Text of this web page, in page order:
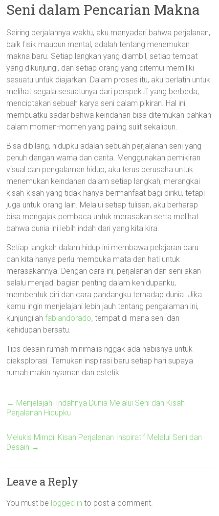
Seni dalam Pencarian Makna
Seiring berjalannya waktu, aku menyadari bahwa perjalanan,
baik fisik maupun mental, adalah tentang menemukan
makna baru. Setiap langkah yang diambil, setiap tempat
yang dikunjungi, dan setiap orang yang ditemui memiliki
sesuatu untuk diajarkan. Dalam proses itu, aku berlatih untuk
melihat segala sesuatunya dari perspektif yang berbeda,
menciptakan sebuah karya seni dalam pikiran. Hal ini
membuatku sadar bahwa keindahan bisa ditemukan bahkan
dalam momen-momen yang paling sulit sekalipun.
Bisa dibilang, hidupku adalah sebuah perjalanan seni yang
penuh dengan warna dan cerita. Menggunakan pemikiran
visual dan pengalaman hidup, aku terus berusaha untuk
menemukan keindahan dalam setiap langkah, merangkai
kisah-kisah yang tidak hanya bermanfaat bagi diriku, tetapi
juga untuk orang lain. Melalui setiap tulisan, aku berharap
bisa mengajak pembaca untuk merasakan serta melihat
bahwa dunia ini lebih indah dari yang kita kira.
Setiap langkah dalam hidup ini membawa pelajaran baru
dan kita hanya perlu membuka mata dan hati untuk
merasakannya. Dengan cara ini, perjalanan dan seni akan
selalu menjadi bagian penting dalam kehidupanku,
membentuk diri dan cara pandangku terhadap dunia. Jika
kamu ingin menjelajahi lebih jauh tentang pengalaman ini,
kunjungilahfabiandorado, tempat di mana seni dan
kehidupan bersatu.
Tips desain rumah minimalis nggak ada habisnya untuk
dieksplorasi. Temukan inspirasi baru setiap hari supaya
rumah makin nyaman dan estetik!
← Menjelajahi Indahnya Dunia Melalui Seni dan Kisah
Perjalanan Hidupku
Melukis Mimpi: Kisah Perjalanan Inspiratif Melalui Seni dan
Desain →
Leave a Reply
You must be logged in to post a comment.